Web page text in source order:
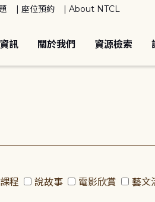
座位預約 About NTCL
訊 關於我們 資源檢索
程 說故事 電影欣賞 藝文